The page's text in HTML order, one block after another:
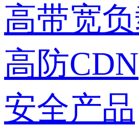
高带宽
高防CDN
安全产品